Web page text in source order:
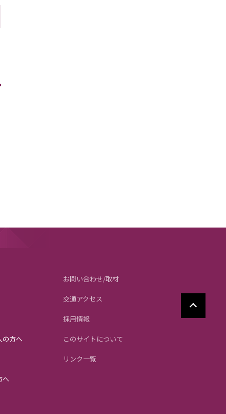
の方へ
へ
お問い合わせ/取材
交通アクセス
採用情報
このサイトについて
リンク一覧